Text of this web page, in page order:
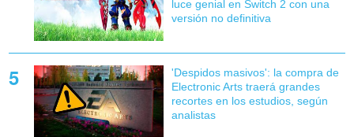
luce genial en Switch 2 con una
versión no definitiva
'Despidos masivos': la compra de
Electronic Arts traerá grandes
recortes en los estudios, según
analistas